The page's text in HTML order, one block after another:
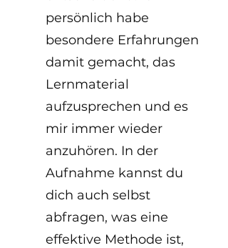
persönlich habe
besondere Erfahrungen
damit gemacht, das
Lernmaterial
aufzusprechen und es
mir immer wieder
anzuhören. In der
Aufnahme kannst du
dich auch selbst
abfragen, was eine
effektive Methode ist,